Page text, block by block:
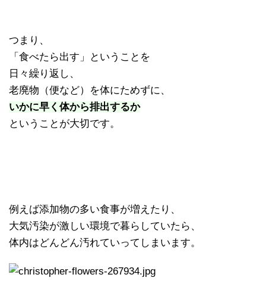
つまり、
「食べたら出す」ということを
日々繰り返し、
老廃物（便など）を体にためずに、
いかに早く体から排出するか
ということが大切です。
例えば添加物の多い食事が増えたり、
大気汚染が激しい環境で暮らしていたら、
体内はどんどん汚れていってしまいます。